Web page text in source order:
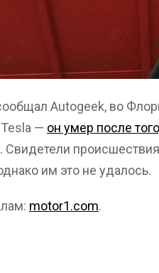
Autogeek, во
— он умер после
. Свидетели
им это не удалось.
motor1.com.